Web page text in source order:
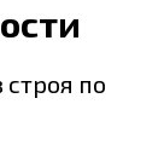
по